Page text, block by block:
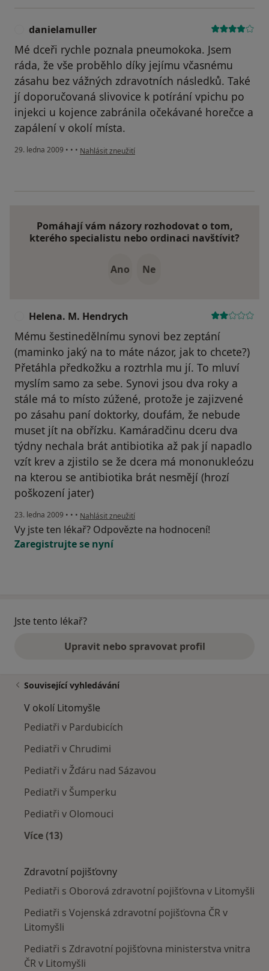
danielamuller
Mé dceři rychle poznala pneumokoka. Jsem
ráda, že vše proběhlo díky jejímu včasnému
zásahu bez vážných zdravotních následků. Také
jí doporučovaná slivovice k potírání vpichu po
injekci u kojence zabránila očekávané horečce a
zapálení v okolí místa.
29. ledna 2009 • • • podle názoru uživatele danielamuller
Nahlásit zneužití
Pomáhají vám názory rozhodovat o tom,
kterého specialistu nebo ordinaci navštívit?
Ano Ne
Helena. M. Hendrych
Mému šestinedělnímu synovi bez zeptání
(maminko jaký na to máte názor, jak to chcete?)
Přetáhla předkožku a roztrhla mu jí. To mluví
myslím samo za sebe. Synovi jsou dva roky a
stále má to místo zúžené, protože je zajizvené
po zásahu paní doktorky, doufám, že nebude
muset jít na obřízku. Kamáradčinu dceru dva
týdny nechala brát antibiotika až pak jí napadlo
vzít krev a zjistilo se že dcera má mononukleózu
na kterou se antibiotika brát nesmějí (hrozí
poškození jater)
23. ledna 2009 • • • podle názoru uživatele Helena. M. Hendrych
Nahlásit zneužití
Vy jste ten lékař? Odpovězte na hodnocení!
Zaregistrujte se nyní
Jste tento lékař?
Upravit nebo spravovat profil
Související vyhledávání
V okolí Litomyšle
Pediatři v Pardubicích
Pediatři v Chrudimi
Pediatři v Žďáru nad Sázavou
Pediatři v Šumperku
Pediatři v Olomouci
Více (13)
Zdravotní pojišťovny
Pediatři s Oborová zdravotní pojišťovna v Litomyšli
Pediatři s Vojenská zdravotní pojišťovna ČR v
Litomyšli
Pediatři s Zdravotní pojišťovna ministerstva vnitra
ČR v Litomyšli